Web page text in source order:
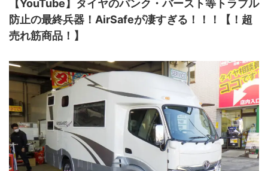
【YouTube】タイヤのパンク・バースト等トラブル
防止の最終兵器！AirSafeが凄すぎる！！！【！超
売れ筋商品！】